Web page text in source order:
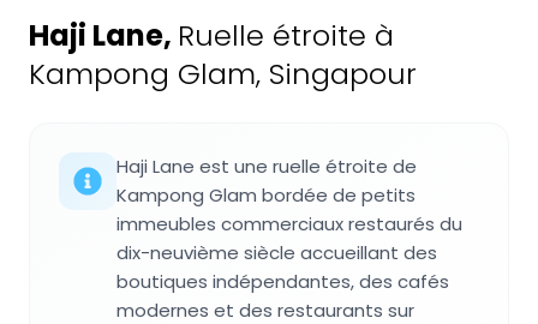
Haji Lane, Ruelle étroite à
Kampong Glam, Singapour
Haji Lane est une ruelle étroite de
Kampong Glam bordée de petits
immeubles commerciaux restaurés du
dix-neuvième siècle accueillant des
boutiques indépendantes, des cafés
modernes et des restaurants sur